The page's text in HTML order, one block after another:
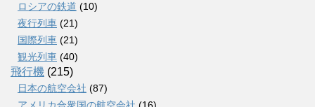
ロシアの鉄道 (10)
夜行列車 (21)
国際列車 (21)
観光列車 (40)
飛行機 (215)
日本の航空会社 (87)